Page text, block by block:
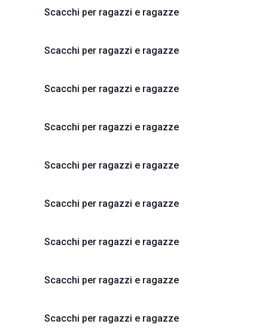
Scacchi per ragazzi e ragazze
Scacchi per ragazzi e ragazze
Scacchi per ragazzi e ragazze
Scacchi per ragazzi e ragazze
Scacchi per ragazzi e ragazze
Scacchi per ragazzi e ragazze
Scacchi per ragazzi e ragazze
Scacchi per ragazzi e ragazze
Scacchi per ragazzi e ragazze